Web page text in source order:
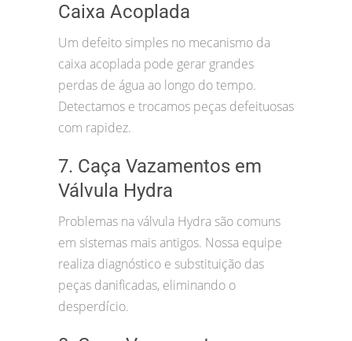
Caixa Acoplada
Um defeito simples no mecanismo da
caixa acoplada pode gerar grandes
perdas de água ao longo do tempo.
Detectamos e trocamos peças defeituosas
com rapidez.
7. Caça Vazamentos em
Válvula Hydra
Problemas na válvula Hydra são comuns
em sistemas mais antigos. Nossa equipe
realiza diagnóstico e substituição das
peças danificadas, eliminando o
desperdício.